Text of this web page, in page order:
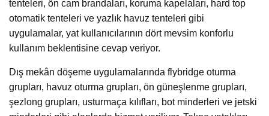
tenteleri, ön cam brandaları, koruma kapelaları, hard top
otomatik tenteleri ve yazlık havuz tenteleri gibi
uygulamalar, yat kullanıcılarının dört mevsim konforlu
kullanım beklentisine cevap veriyor.
Dış mekân döşeme uygulamalarında flybridge oturma
grupları, havuz oturma grupları, ön güneşlenme grupları,
şezlong grupları, usturmaça kılıfları, bot minderleri ve jetski